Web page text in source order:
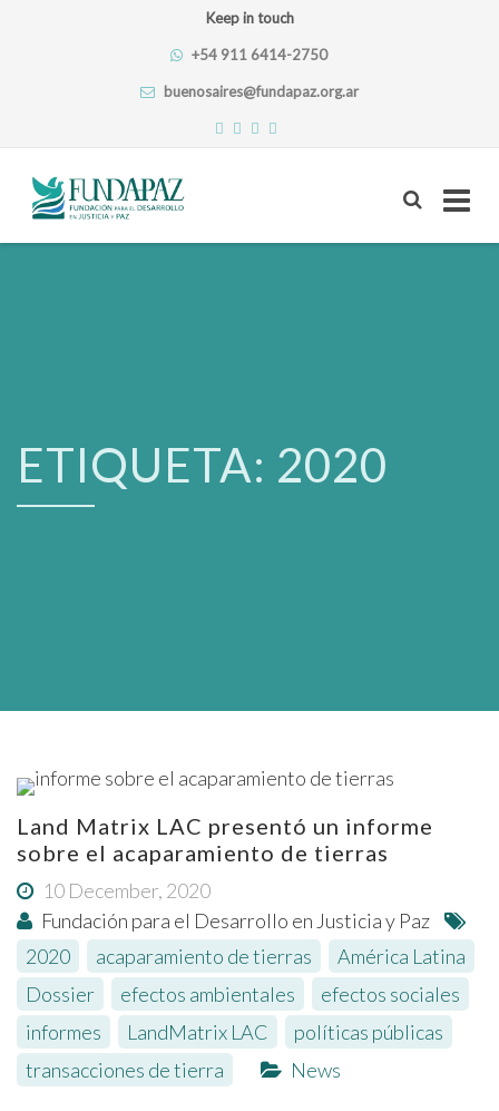
Keep in touch
+54 911 6414-2750
buenosaires@fundapaz.org.ar
Skip
ETIQUETA: 2020
Land Matrix LAC presentó un informe
sobre el acaparamiento de tierras
10 December, 2020
Fundación para el Desarrollo en Justicia y Paz
2020
acaparamiento de tierras América Latina
Dossier
efectos ambientales efectos sociales
informes
LandMatrix LAC políticas públicas
transacciones de tierra
News